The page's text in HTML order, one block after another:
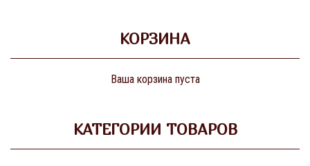
КОРЗИНА
Ваша корзина пуста
КАТЕГОРИИ ТОВАРОВ